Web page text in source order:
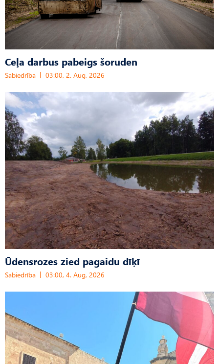
Ceļa darbus pabeigs šoruden
Sabiedrība 03:00, 2. Aug, 2026
Ūdensrozes zied pagaidu dīķī
Sabiedrība 03:00, 4. Aug, 2026